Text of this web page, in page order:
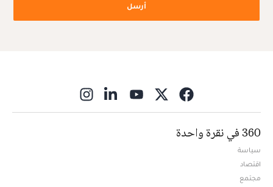
أرسل
360 في نقرة واحدة
سياسة
اقتصاد
مجتمع